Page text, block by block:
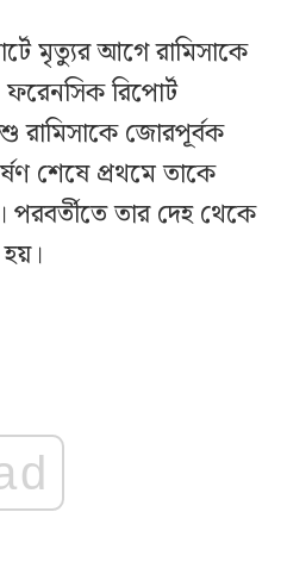
মৃত্যুর আগে রামিসাকে
ফরেনসিক রিপোর্ট
রামিসাকে জোরপূর্বক
শেষে প্রথমে তাকে
পরবর্তীতে তার দেহ থেকে